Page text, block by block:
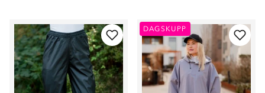
DAGSKUPP